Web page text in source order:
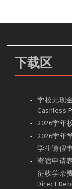
下载区
学校无现
Cashless
2026学年
2026学年
学生请假
寄宿申请
征收学杂
Direct